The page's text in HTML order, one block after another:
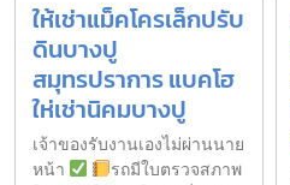
ให้เช่าแม็คโครเล็กปรับ
ดินบางปู
สมุทรปราการ แบคโฮ
ให่เช่านิคมบางปู
เจ้าของรับงานเองไม่ผ่านนาย
หน้า
รถมีใบตรวจสภาพ